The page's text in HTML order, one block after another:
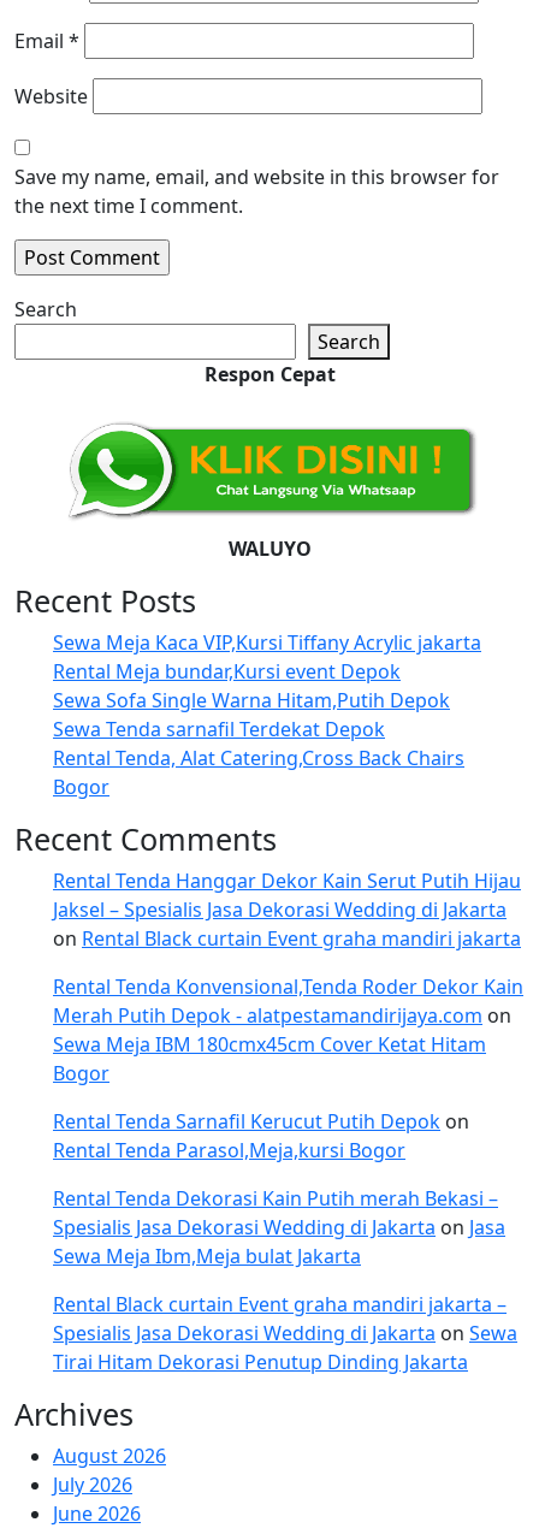
Email *
Website
Save my name, email, and website in this browser for
the next time I comment.
Search
Search
Respon Cepat
WALUYO
Recent Posts
Sewa Meja Kaca VIP,Kursi Tiffany Acrylic jakarta
Rental Meja bundar,Kursi event Depok
Sewa Sofa Single Warna Hitam,Putih Depok
Sewa Tenda sarnafil Terdekat Depok
Rental Tenda, Alat Catering,Cross Back Chairs
Bogor
Recent Comments
Rental Tenda Hanggar Dekor Kain Serut Putih Hijau
Jaksel – Spesialis Jasa Dekorasi Wedding di Jakarta
on Rental Black curtain Event graha mandiri jakarta
Rental Tenda Konvensional,Tenda Roder Dekor Kain
Merah Putih Depok - alatpestamandirijaya.com on
Sewa Meja IBM 180cmx45cm Cover Ketat Hitam
Bogor
Rental Tenda Sarnafil Kerucut Putih Depok on
Rental Tenda Parasol,Meja,kursi Bogor
Rental Tenda Dekorasi Kain Putih merah Bekasi –
Spesialis Jasa Dekorasi Wedding di Jakarta on Jasa
Sewa Meja Ibm,Meja bulat Jakarta
Rental Black curtain Event graha mandiri jakarta –
Spesialis Jasa Dekorasi Wedding di Jakarta on Sewa
Tirai Hitam Dekorasi Penutup Dinding Jakarta
Archives
August 2026
July 2026
June 2026